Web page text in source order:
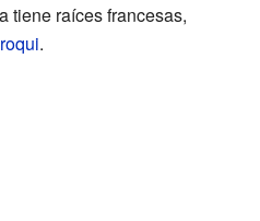
tiene raíces francesas,
.